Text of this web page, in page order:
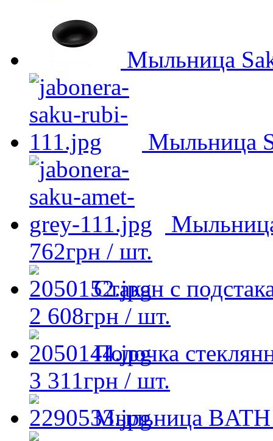
Мыльница
Мыльница
762грн / шт.
Стакан с
2 608грн / шт.
Полочка
3 311грн / шт.
Мыльница